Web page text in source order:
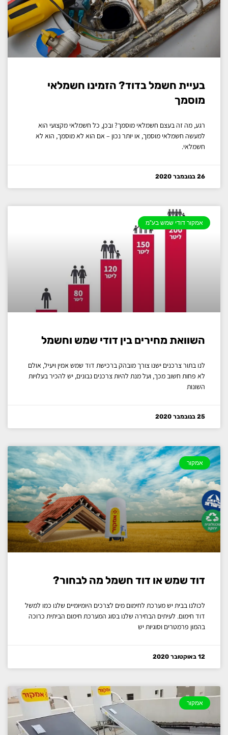
בעיית חשמל בדוד? הזמינו חשמלאי
מוסמך
רגע, מה זה בעצם חשמלאי מוסמך? ובכן, כל חשמלאי מקצועי הוא
למעשה חשמלאי מוסמך, או יותר נכון – אם הוא לא מוסמך, הוא לא
חשמלאי.
26 בנובמבר 2020
אמקור דודי שמש בע"מ
השוואת מחירים בין דודי שמש וחשמל
לנו בתור צרכנים ישנו צורך מובהק ברכישת דוד שמש אמין ויעיל, אולם
לא פחות חשוב מכך, ועל מנת להיות צרכנים נבונים, יש להכיר בעלויות
השונות
25 בנובמבר 2020
אמקור
דוד שמש או דוד חשמל מה לבחור?
לכולנו בבית יש מערכת לחימום מים לצרכים היומיומיים שלנו כמו למשל
דוד חימום. לעיתים הבחירה שלנו בסוג המערכת חימום הביתית כרוכה
בהמון פרמטרים וסוגיות יש
12 באוקטובר 2020
אמקור